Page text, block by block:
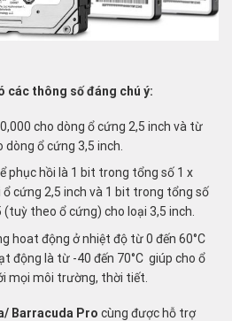
các thông số đáng chú ý:
cho dòng ổ cứng 2,5 inch và từ
ổ cứng 3,5 inch.
phục hồi là 1 bit trong tổng số 1 x
cứng 2,5 inch và 1 bit trong tổng số
(tuỳ theo ổ cứng) cho loại 3,5 inch.
hoat động ở nhiệt độ từ 0 đến 60°C
động là từ -40 đến 70°C giúp cho ổ
mọi môi trường, thời tiết.
Barracuda Pro cùng được hỗ trợ